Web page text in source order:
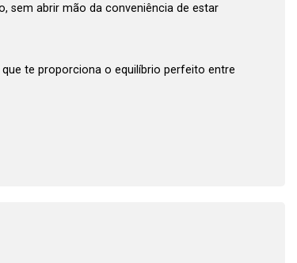
sem abrir mão da conveniência de estar
te proporciona o equilíbrio perfeito entre